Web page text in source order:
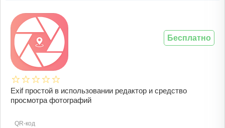
Еxif простой в использовании редактор и средство
просмотра фотографий
QR-код
Бесплатно